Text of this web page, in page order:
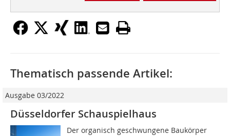
Thematisch passende Artikel:
Ausgabe 03/2022
Düsseldorfer Schauspielhaus
Der organisch geschwungene Baukörper